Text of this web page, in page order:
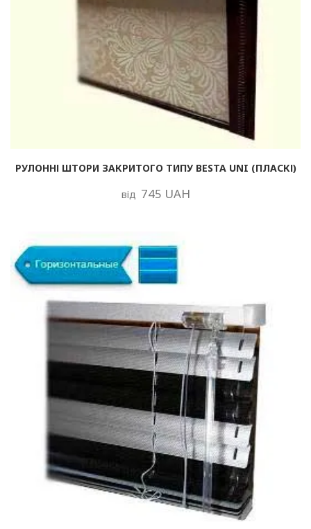
РУЛОННІ ШТОРИ ЗАКРИТОГО ТИПУ BESTA UNI (ПЛАСКІ)
від 745 UAH